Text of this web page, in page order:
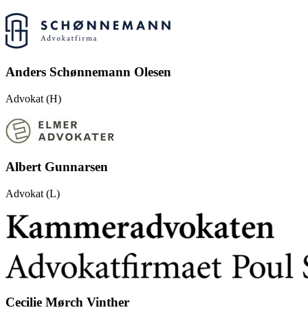
Anders Schønnemann Olesen
Advokat (H)
Albert Gunnarsen
Advokat (L)
Cecilie Mørch Vinther